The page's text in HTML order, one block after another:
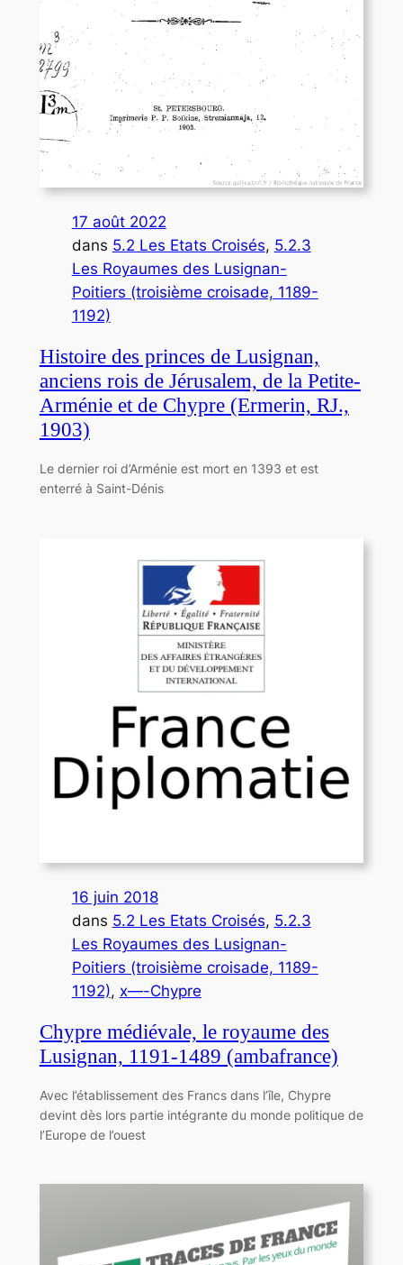
17 août 2022
dans 5.2 Les Etats Croisés, 5.2.3
Les Royaumes des Lusignan-
Poitiers (troisième croisade, 1189-
1192)
Histoire des princes de Lusignan,
anciens rois de Jérusalem, de la Petite-
Arménie et de Chypre (Ermerin, RJ.,
1903)
Le dernier roi d’Arménie est mort en 1393 et est
enterré à Saint-Dénis
16 juin 2018
dans 5.2 Les Etats Croisés, 5.2.3
Les Royaumes des Lusignan-
Poitiers (troisième croisade, 1189-
1192), x—-Chypre
Chypre médiévale, le royaume des
Lusignan, 1191-1489 (ambafrance)
Avec l’établissement des Francs dans l’île, Chypre
devint dès lors partie intégrante du monde politique de
l’Europe de l’ouest